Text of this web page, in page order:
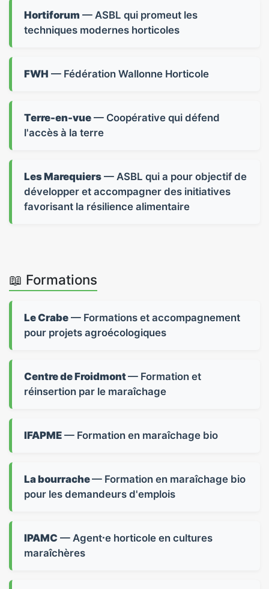
Hortiforum — ASBL qui promeut les
techniques modernes horticoles
FWH — Fédération Wallonne Horticole
Terre-en-vue — Coopérative qui défend
l'accès à la terre
Les Marequiers — ASBL qui a pour objectif de
développer et accompagner des initiatives
favorisant la résilience alimentaire
📖 Formations
Le Crabe — Formations et accompagnement
pour projets agroécologiques
Centre de Froidmont— Formation et
réinsertion par le maraîchage
IFAPME — Formation en maraîchage bio
La bourrache— Formation en maraîchage bio
pour les demandeurs d'emplois
IPAMC — Agent⸱e horticole en cultures
maraîchères